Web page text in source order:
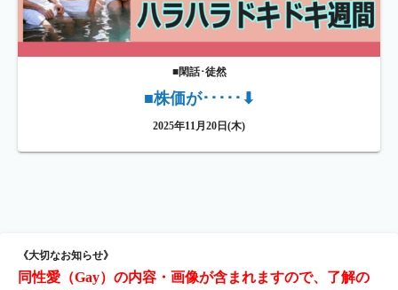
■閑話･徒然
■株価が･････⬇
2025年11月20日(木)
《大切なお知らせ》
同性愛（Gay）の内容・画像が含まれますので、了解の